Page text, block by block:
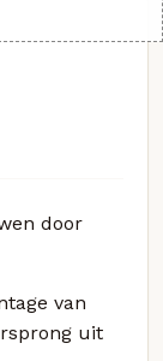
door
van
uit